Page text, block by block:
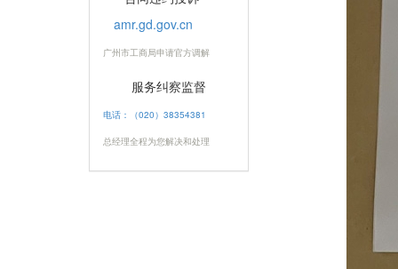
amr.gd.gov.cn
广州市工商局申请官方调解
服务纠察监督
电话：（020）38354381
总经理全程为您解决和处理